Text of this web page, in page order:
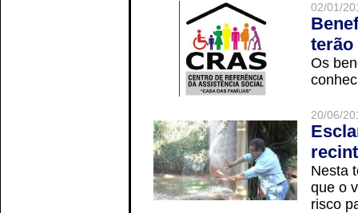
02/01/
terão
Os
20/06/
Nesta
que o
risco